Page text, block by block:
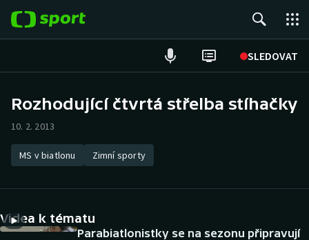
SLEDOVAT
Hokej
Tenis
Atletika
Cyklistika
Rozhodující čtvrtá střelba stíhačky
10. 2. 2013
MS v biatlonu Zimní sporty
Videa k tématu
Parabiatlonistky se na sezonu připravují